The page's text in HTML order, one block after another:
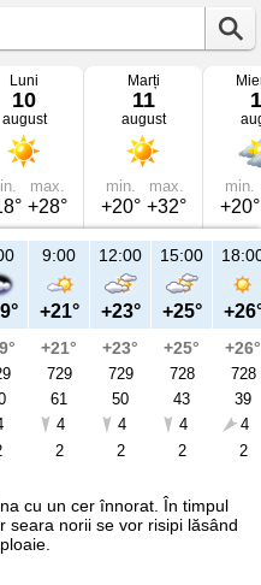
Luni
10
august
max.
+28°
Marți
11
august
min.
+20°
max.
+32°
min.
+20°
9:00
+21°
+21°
729
61
4
2
12:00
+23°
+23°
729
50
4
2
15:00
+25°
+25°
728
43
4
2
+26°
728
39
4
2
cu un cer înnorat. În timpul
seara norii se vor risipi lăsând